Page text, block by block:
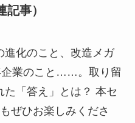
事）
進化のこと、改造メガ
企業のこと……。取り留
「答え」とは？ 本セ
ぜひお楽しみくださ